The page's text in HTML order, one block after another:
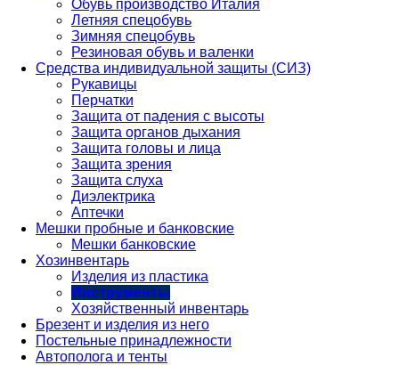
Обувь производство Италия
Летняя спецобувь
Зимняя спецобувь
Резиновая обувь и валенки
Средства индивидуальной защиты (СИЗ)
Рукавицы
Перчатки
Защита от падения с высоты
Защита органов дыхания
Защита головы и лица
Защита зрения
Защита слуха
Диэлектрика
Аптечки
Мешки пробные и банковские
Мешки банковские
Хозинвентарь
Изделия из пластика
Инструменты
Хозяйственный инвентарь
Брезент и изделия из него
Постельные принадлежности
Автополога и тенты